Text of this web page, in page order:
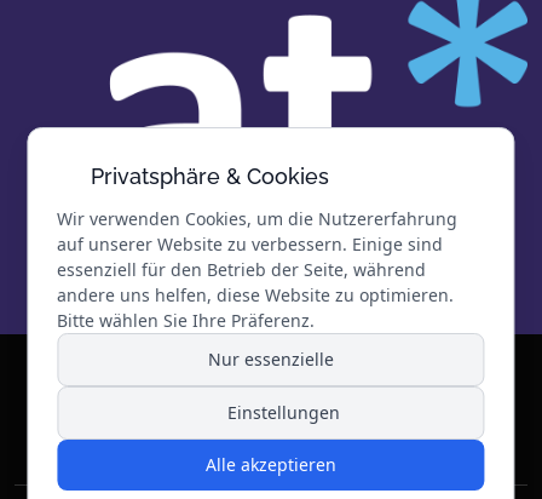
© 2026 architekturbüro trenner | Alle Rechte
vorbehalten.
Webentwicklung REIKEM Webentwicklung
Privatsphäre & Cookies
Wir verwenden Cookies, um die Nutzererfahrung
auf unserer Website zu verbessern. Einige sind
essenziell für den Betrieb der Seite, während
andere uns helfen, diese Website zu optimieren.
Bitte wählen Sie Ihre Präferenz.
Nur essenzielle
Einstellungen
Alle akzeptieren